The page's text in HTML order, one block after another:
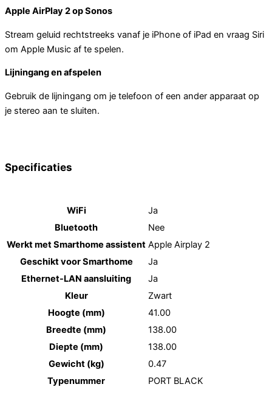
Apple AirPlay 2 op Sonos
Stream geluid rechtstreeks vanaf je iPhone of iPad en vraag Siri
om Apple Music af te spelen.
Lijningang en afspelen
Gebruik de lijningang om je telefoon of een ander apparaat op
je stereo aan te sluiten.
Specificaties
WiFi
Ja
Bluetooth
Nee
Werkt met Smarthome assistent Apple Airplay 2
Geschikt voor Smarthome
Ja
Ethernet-LAN aansluiting
Ja
Kleur
Zwart
Hoogte (mm)
41.00
Breedte (mm)
138.00
Diepte (mm)
138.00
Gewicht (kg)
0.47
Typenummer
PORT BLACK